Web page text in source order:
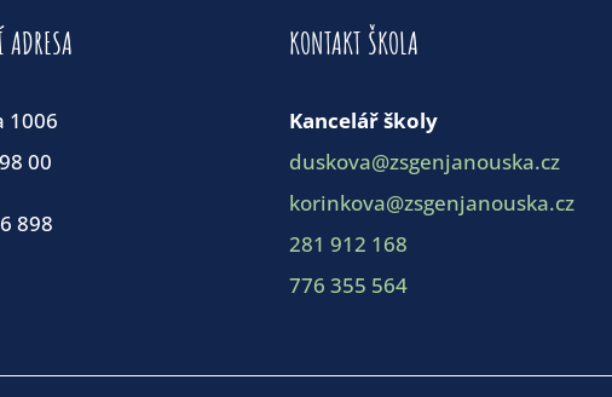
1006
00
898
KONTAKT ŠKOLA
Kancelář školy
duskova@zsgenjanouska.cz
korinkova@zsgenjanouska.cz
281 912 168
776 355 564